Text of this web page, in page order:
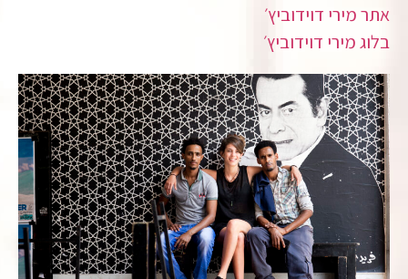
אתר מירי דוידוביץ׳
בלוג מירי דוידוביץ׳